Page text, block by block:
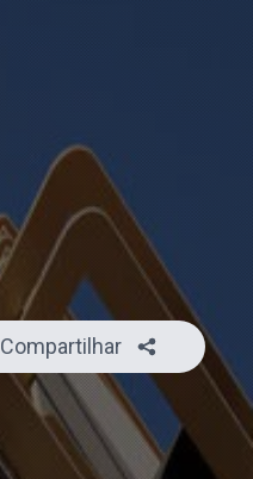
Compartilhar